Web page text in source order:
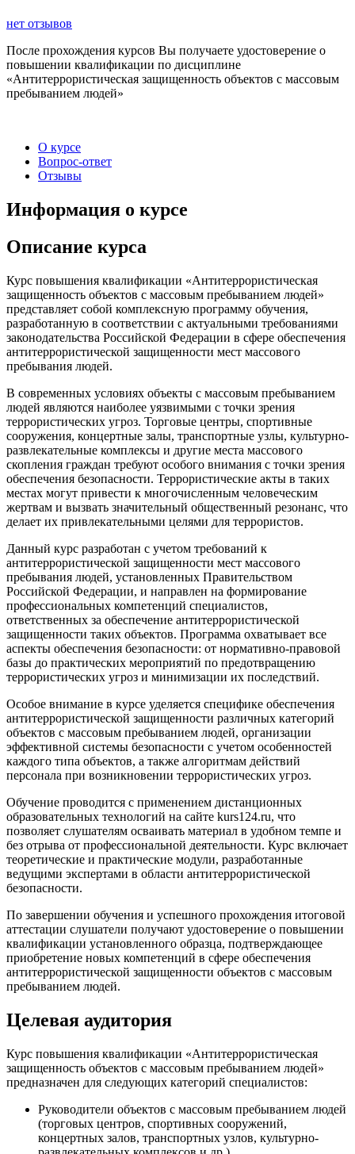
нет отзывов
После прохождения курсов Вы получаете удостоверение о
повышении квалификации по дисциплине
«Антитеррористическая защищенность объектов с массовым
пребыванием людей»
О курсе
Вопрос-ответ
Отзывы
Информация о курсе
Описание курса
Курс повышения квалификации «Антитеррористическая
защищенность объектов с массовым пребыванием людей»
представляет собой комплексную программу обучения,
разработанную в соответствии с актуальными требованиями
законодательства Российской Федерации в сфере обеспечения
антитеррористической защищенности мест массового
пребывания людей.
В современных условиях объекты с массовым пребыванием
людей являются наиболее уязвимыми с точки зрения
террористических угроз. Торговые центры, спортивные
сооружения, концертные залы, транспортные узлы, культурно-
развлекательные комплексы и другие места массового
скопления граждан требуют особого внимания с точки зрения
обеспечения безопасности. Террористические акты в таких
местах могут привести к многочисленным человеческим
жертвам и вызвать значительный общественный резонанс, что
делает их привлекательными целями для террористов.
Данный курс разработан с учетом требований к
антитеррористической защищенности мест массового
пребывания людей, установленных Правительством
Российской Федерации, и направлен на формирование
профессиональных компетенций специалистов,
ответственных за обеспечение антитеррористической
защищенности таких объектов. Программа охватывает все
аспекты обеспечения безопасности: от нормативно-правовой
базы до практических мероприятий по предотвращению
террористических угроз и минимизации их последствий.
Особое внимание в курсе уделяется специфике обеспечения
антитеррористической защищенности различных категорий
объектов с массовым пребыванием людей, организации
эффективной системы безопасности с учетом особенностей
каждого типа объектов, а также алгоритмам действий
персонала при возникновении террористических угроз.
Обучение проводится с применением дистанционных
образовательных технологий на сайте kurs124.ru, что
позволяет слушателям осваивать материал в удобном темпе и
без отрыва от профессиональной деятельности. Курс включает
теоретические и практические модули, разработанные
ведущими экспертами в области антитеррористической
безопасности.
По завершении обучения и успешного прохождения итоговой
аттестации слушатели получают удостоверение о повышении
квалификации установленного образца, подтверждающее
приобретение новых компетенций в сфере обеспечения
антитеррористической защищенности объектов с массовым
пребыванием людей.
Целевая аудитория
Курс повышения квалификации «Антитеррористическая
защищенность объектов с массовым пребыванием людей»
предназначен для следующих категорий специалистов:
Руководители объектов с массовым пребыванием людей
(торговых центров, спортивных сооружений,
концертных залов, транспортных узлов, культурно-